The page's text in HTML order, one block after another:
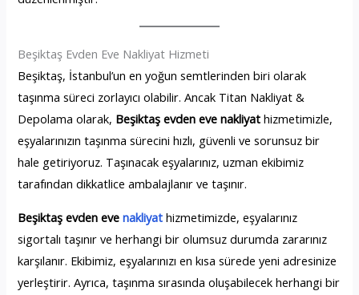
Beşiktaş Evden Eve Nakliyat Hizmeti
Beşiktaş, İstanbul’un en yoğun semtlerinden biri olarak
taşınma süreci zorlayıcı olabilir. Ancak Titan Nakliyat &
Depolama olarak, Beşiktaş evden eve nakliyat hizmetimizle,
eşyalarınızın taşınma sürecini hızlı, güvenli ve sorunsuz bir
hale getiriyoruz. Taşınacak eşyalarınız, uzman ekibimiz
tarafından dikkatlice ambalajlanır ve taşınır.
Beşiktaş evden evenakliyat hizmetimizde, eşyalarınız
sigortalı taşınır ve herhangi bir olumsuz durumda zararınız
karşılanır. Ekibimiz, eşyalarınızı en kısa sürede yeni adresinize
yerleştirir. Ayrıca, taşınma sırasında oluşabilecek herhangi bir